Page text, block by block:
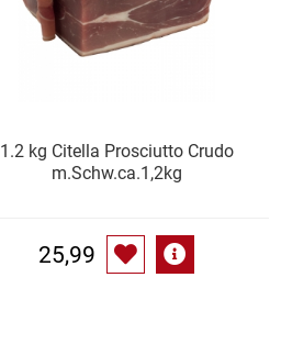
1.2 kg Citella Prosciutto Crudo
m.Schw.ca.1,2kg
25,99